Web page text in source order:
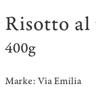
Risotto
400g
Marke: Via Emilia